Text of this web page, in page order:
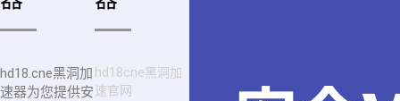
hd18.cne黑洞加
速器为您提供安
hd18cne黑洞加
速官网